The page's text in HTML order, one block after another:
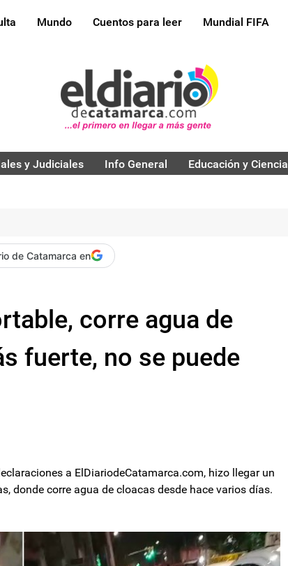
Mundo Cuentos para leer Mundial FIFA
y Judiciales Info General Educación y Ciencia
de Catamarca en
corre agua de
fuerte, no se puede
a ElDiariodeCatamarca.com, hizo llegar un
donde corre agua de cloacas desde hace varios días.